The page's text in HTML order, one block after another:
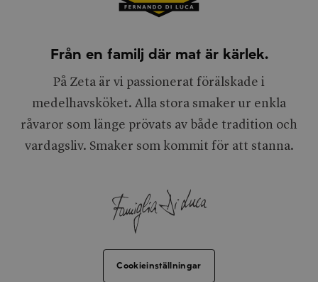
Från en familj där mat är kärlek.
På Zeta är vi passionerat förälskade i
medelhavsköket. Alla stora smaker ur enkla
råvaror som länge prövats av både tradition och
vardagsliv. Smaker som kommit för att stanna.
Cookieinställningar